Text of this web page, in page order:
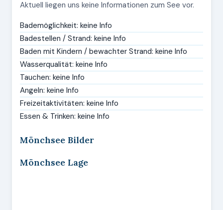
Aktuell liegen uns keine Informationen zum See vor.
Bademöglichkeit: keine Info
Badestellen / Strand: keine Info
Baden mit Kindern / bewachter Strand: keine Info
Wasserqualität: keine Info
Tauchen: keine Info
Angeln: keine Info
Freizeitaktivitäten: keine Info
Essen & Trinken: keine Info
Mönchsee Bilder
Mönchsee Lage